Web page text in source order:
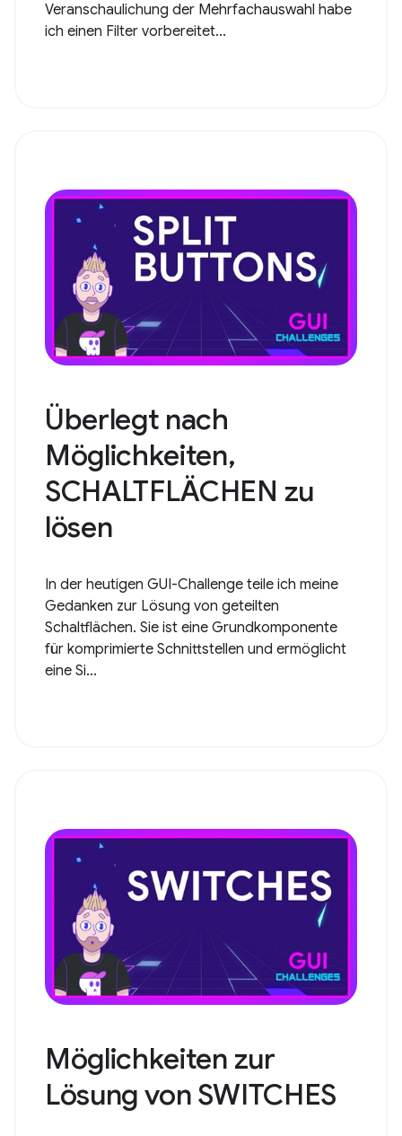
Veranschaulichung der Mehrfachauswahl habe
ich einen Filter vorbereitet...
Überlegt nach
Möglichkeiten,
SCHALTFLÄCHEN zu
lösen
In der heutigen GUI-Challenge teile ich meine
Gedanken zur Lösung von geteilten
Schaltflächen. Sie ist eine Grundkomponente
für komprimierte Schnittstellen und ermöglicht
eine Si...
Möglichkeiten zur
Lösung von SWITCHES